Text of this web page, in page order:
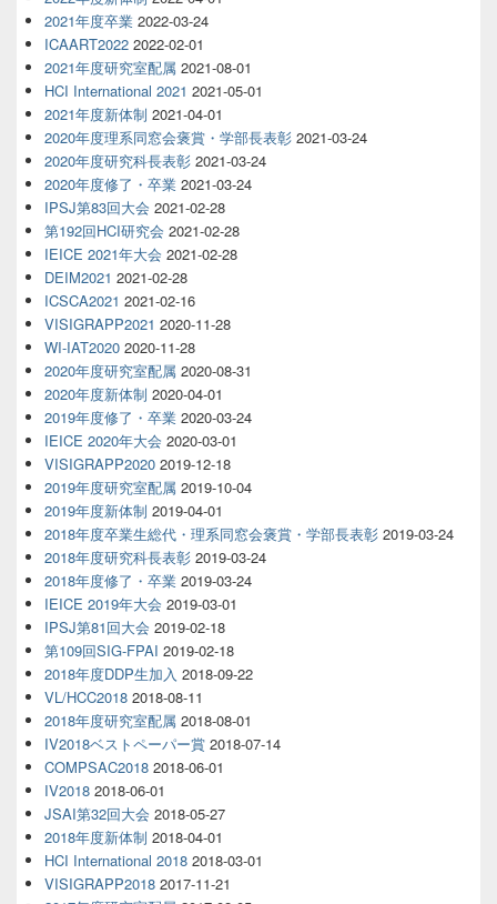
2021年度卒業 2022-03-24
ICAART2022 2022-02-01
2021年度研究室配属 2021-08-01
HCI International 2021 2021-05-01
2021年度新体制 2021-04-01
2020年度理系同窓会褒賞・学部長表彰 2021-03-24
2020年度研究科長表彰 2021-03-24
2020年度修了・卒業 2021-03-24
IPSJ第83回大会 2021-02-28
第192回HCI研究会 2021-02-28
IEICE 2021年大会 2021-02-28
DEIM2021 2021-02-28
ICSCA2021 2021-02-16
VISIGRAPP2021 2020-11-28
WI-IAT2020 2020-11-28
2020年度研究室配属 2020-08-31
2020年度新体制 2020-04-01
2019年度修了・卒業 2020-03-24
IEICE 2020年大会 2020-03-01
VISIGRAPP2020 2019-12-18
2019年度研究室配属 2019-10-04
2019年度新体制 2019-04-01
2018年度卒業生総代・理系同窓会褒賞・学部長表彰 2019-03-24
2018年度研究科長表彰 2019-03-24
2018年度修了・卒業 2019-03-24
IEICE 2019年大会 2019-03-01
IPSJ第81回大会 2019-02-18
第109回SIG-FPAI 2019-02-18
2018年度DDP生加入 2018-09-22
VL/HCC2018 2018-08-11
2018年度研究室配属 2018-08-01
IV2018ベストペーパー賞 2018-07-14
COMPSAC2018 2018-06-01
IV2018 2018-06-01
JSAI第32回大会 2018-05-27
2018年度新体制 2018-04-01
HCI International 2018 2018-03-01
VISIGRAPP2018 2017-11-21